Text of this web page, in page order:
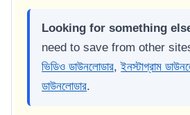
Looking for something
need to save from other
ভিডিও ডাউনলোডার,ইনস্টাগ্রাম
ডাউনলোডার.